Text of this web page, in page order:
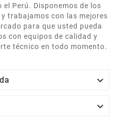
Perú. Disponemos de los
trabajamos con las mejores
para que usted pueda
con equipos de calidad y
técnico en todo momento.

